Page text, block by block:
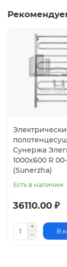
Сунержа
1000x600 R
(Sunerzha)
Есть в наличии
36110.00 ₽
В